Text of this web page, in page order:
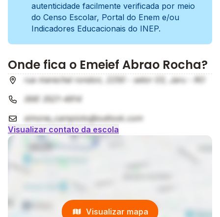
autenticidade facilmente verificada por meio
do Censo Escolar, Portal do Enem e/ou
Indicadores Educacionais do INEP.
Onde fica o Emeief Abrao Rocha?
rua marechal rondon, 2250 - setor 03, Jaru - RO
(69) 3521-4914
simone_campioto@outlook.com
Visualizar contato da escola
Visualizar mapa